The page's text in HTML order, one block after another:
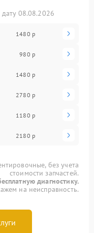
08.08.2026
1480 р
980 р
1480 р
2780 р
1180 р
2180 р
без учета
стоимости запчастей.
диагностику.
на неисправность.